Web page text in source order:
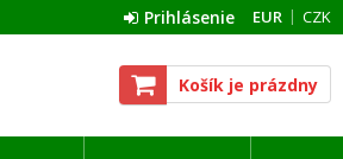
EUR CZK
Prihlásenie
Košík je prázdny